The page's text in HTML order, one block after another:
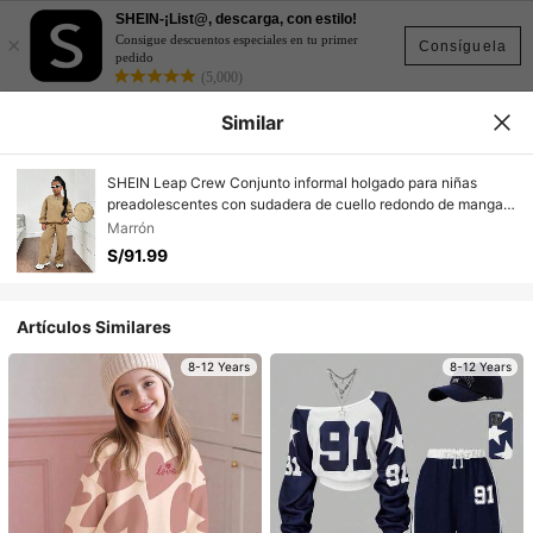
Consíguela
×
SHEIN-¡List@, descarga, con estilo!
Consigue descuentos especiales en tu primer
pedido
(5,000)
Similar
SHEIN Leap Crew Conjunto informal holgado para niñas
preadolescentes con sudadera de cuello redondo de manga
larga con relieve 3D y pantalones de chándal con bajo
dividido
Marrón
S/91.99
Artículos Similares
8-12 Years 8-12 Years